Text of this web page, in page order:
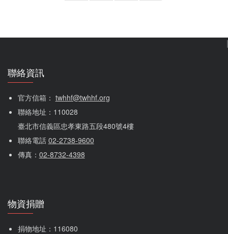
聯絡資訊
官方信箱： twhhf@twhhf.org
聯絡地址：110028
臺北市信義區忠孝東路五段480號4樓
聯絡電話 02-2738-9600
傳真： 02-8732-4398
物資捐贈
捐物地址：116080